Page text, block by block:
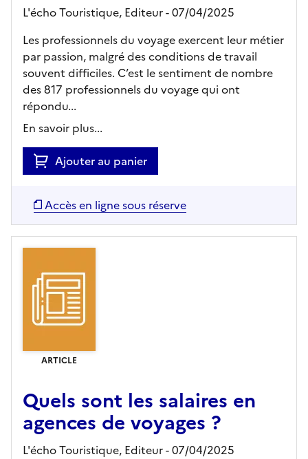
L'écho Touristique, Editeur- 07/04/2025
Les professionnels du voyage exercent leur métier
par passion, malgré des conditions de travail
souvent difficiles. C’est le sentiment de nombre
des 817 professionnels du voyage qui ont
répondu...
En savoir plus...
Ajouter au panier
Accès en ligne sous réserve
ARTICLE
Quels sont les salaires en
agences de voyages ?
L'écho Touristique, Editeur- 07/04/2025